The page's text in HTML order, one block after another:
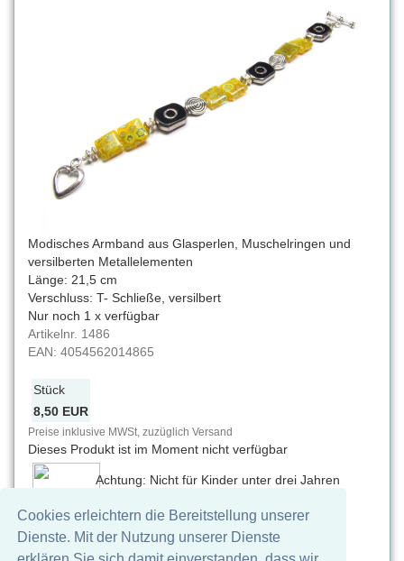
Cookies erleichtern die Bereitstellung unserer
Dienste. Mit der Nutzung unserer Dienste
Modisches Armband aus Glasperlen, Muschelringen und
versilberten Metallelementen
Länge: 21,5 cm
Verschluss: T- Schließe, versilbert
Nur noch 1 x verfügbar
Artikelnr. 1486
EAN: 4054562014865
Stück
8,50 EUR
Preise inklusive MWSt, zuzüglich Versand
Dieses Produkt ist im Moment nicht verfügbar
Achtung: Nicht für Kinder unter drei Jahren
Erstickungsgefahr
Auf Facebook teilen